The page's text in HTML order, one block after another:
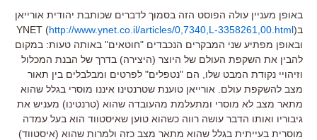
באופן מעניין עולה הפוסט הזה בסמוך לדברים שכותבת יהודית אורייאן
בYNET ( http://www.ynet.co.il/articles/0,7340,L-3358261,00.html)
ובאופן מפתיע שני המבקרים הנכבדים "חוטאים" באותה טעות: במקום
להבין את השקפת העולם של היוצר (היצירה) בדרך של הבנת המכלול
וזיהויי נקודת המבט שלו, הם "נטפלים" לפרטים ומבלבלים בין תאור
מצב להשקפת עולם. אורייאן טוענת שטרנטינו איננו מוסרי בגלל שהוא
מתאר מצב לא מוסרי ומתעלמת מהעובדה שהוא (טרנטינו) מעניש את
גיבוריו ואותו הדבר עושה רווה כשהוא טוען שאיסטווד הוא בעל עמדה
מוסרית בעייתית בגלל שהוא מתאר מצב כזה ולמרות שהוא (איסטווד)